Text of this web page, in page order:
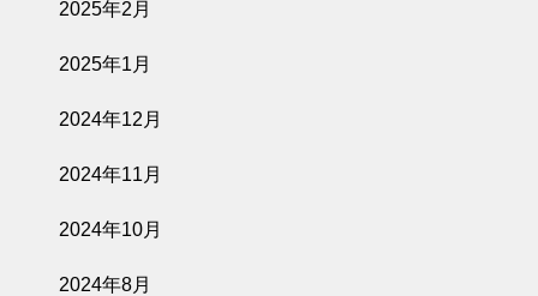
2025年2月
2025年1月
2024年12月
2024年11月
2024年10月
2024年8月